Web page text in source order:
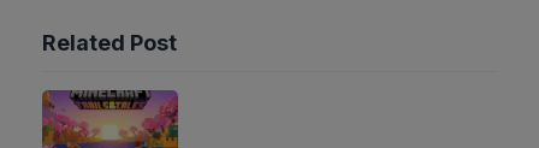
Related Post